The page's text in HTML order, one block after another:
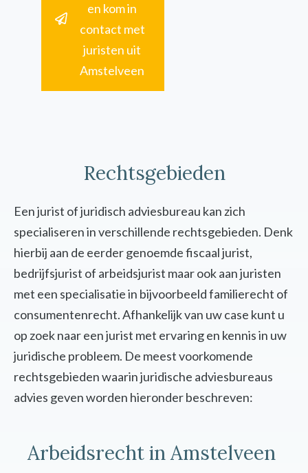
en kom in
contact met
juristen uit
Amstelveen
Rechtsgebieden
Een jurist of juridisch adviesbureau kan zich
specialiseren in verschillende rechtsgebieden. Denk
hierbij aan de eerder genoemde fiscaal jurist,
bedrijfsjurist of arbeidsjurist maar ook aan juristen
met een specialisatie in bijvoorbeeld familierecht of
consumentenrecht. Afhankelijk van uw case kunt u
op zoek naar een jurist met ervaring en kennis in uw
juridische probleem. De meest voorkomende
rechtsgebieden waarin juridische adviesbureaus
advies geven worden hieronder beschreven:
Arbeidsrecht in Amstelveen